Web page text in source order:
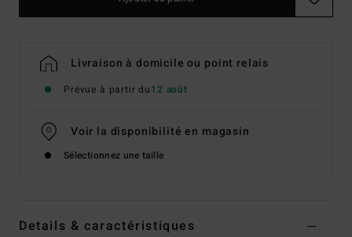
Livraison à domicile ou point relais
Prévue à partir du12 août
Voir la disponibilité en magasin
Sélectionnez une taille
Details & caractéristiques